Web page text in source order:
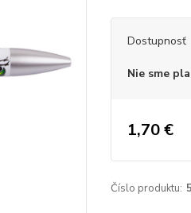
Dostupnosť
Nie sme
1,70 €
Číslo produktu: